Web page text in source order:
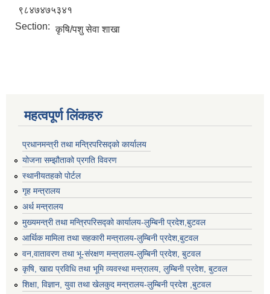
९८४७४७५३४१
Section: कृषि/पशु सेवा शाखा
महत्वपूर्ण लिंकहरु
प्रधानमन्त्री तथा मन्त्रिपरिसद्को कार्यालय
योजना सम्झौताको प्रगति विवरण
स्थानीयतहको पोर्टल
गृह मन्त्रालय
अर्थ मन्त्रालय
मुख्यमन्त्री तथा मन्त्रिपरिसद्को कार्यालय-लुम्बिनी प्रदेश,बुटवल
आर्थिक मामिला तथा सहकारी मन्त्रालय-लुम्बिनी प्रदेश,बुटवल
वन,वातावरण तथा भू-संरक्षण मन्त्रालय-लुम्बिनी प्रदेश, बुटवल
कृषि, खाद्य प्रविधि तथा भूमि व्यवस्था मन्त्रालय, लुम्बिनी प्रदेश, बुटवल
शिक्षा, विज्ञान, युवा तथा खेलकुद मन्‍‍त्रालय-लुम्बिनी प्रदेश ,बुटवल